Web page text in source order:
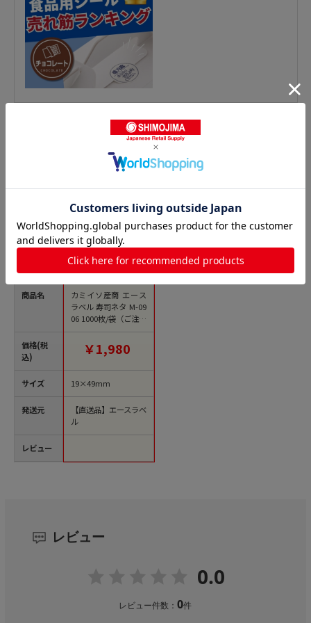
鮮魚シールの人気商品との比較
商品名
価格(税
込)
サイズ
発送元
レビュー
カミイソ産商 エース
ラベル 寿司ネタ M-09
06 1000枚/袋（ご注文
単位1袋）【直送品】
￥1,980
19×49mm
【直送品】エースラベ
ル
レビュー
0.0
レビュー件数：0件